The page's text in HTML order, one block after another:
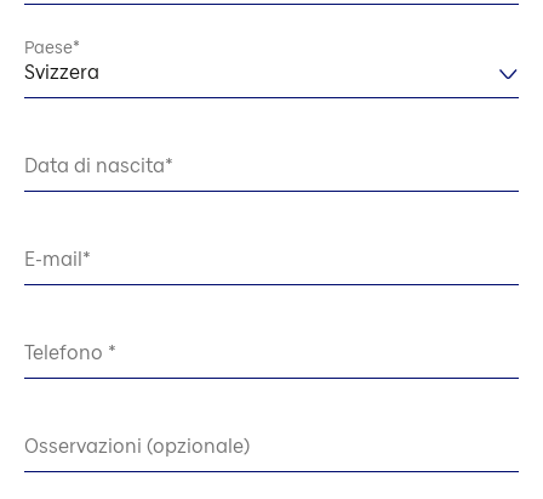
Paese
Svizzera
Data di nascita
E-mail
Telefono
Osservazioni (opzionale)